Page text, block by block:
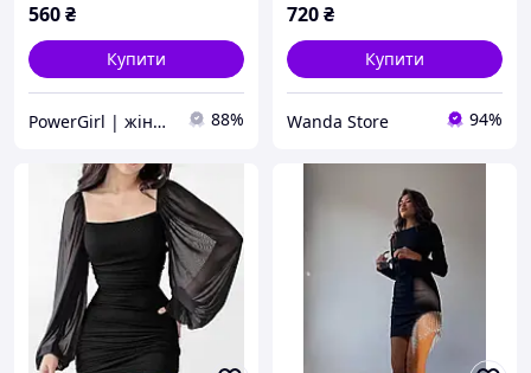
560₴
Купити
PowerGirl | жіночий одяг 88%
720₴
Купити
Wanda Store 94%